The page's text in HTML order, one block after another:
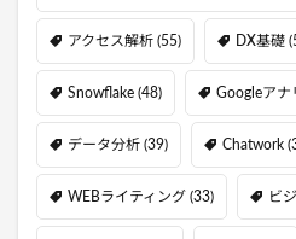
アクセス解析 (55) DX基礎
Snowflake (48) Googleアナ
データ分析 (39) Chatwork
WEBライティング (33) ビ